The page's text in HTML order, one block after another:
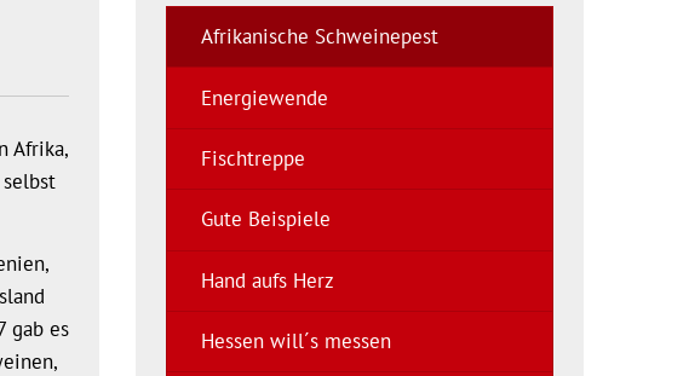
Afrika,
gab es
Afrikanische Schweinepest
Energiewende
Fischtreppe
Gute Beispiele
Hand aufs Herz
Hessen will´s messen